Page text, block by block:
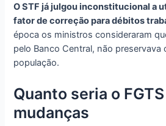
O STF já julgou inconstitucional a
fator de correção para débitos
época os ministros consideraram
pelo Banco Central, não preservava
população.
Quanto seria o
mudanças